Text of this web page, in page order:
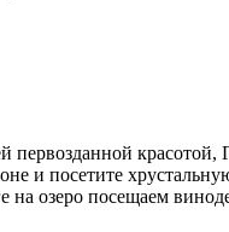
первозданной красотой,
и посетите
на озеро посещаем